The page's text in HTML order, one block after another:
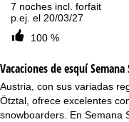
7 noches incl. forfait
p.ej. el 20/03/27
100 %
Vacaciones de esquí
Austria, con sus variadas
Ötztal, ofrece excelentes
snowboarders. En Semana